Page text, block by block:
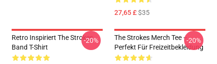
27,65 £$35
Retro Inspiriert The Strokes
Band T-Shirt
-20%
The Strokes Merch Tee –
Perfekt Für Freizeitbekleidung
-20%